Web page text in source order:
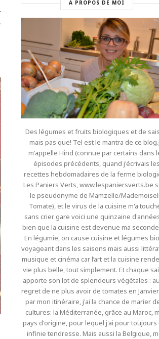
A PROPOS DE MOI
Des légumes et fruits biologiques et de
mais pas que! Tel est le mantra de ce
m'appelle Hind (connue par certains dans
épisodes précédents, quand j'écrivais les
recettes hebdomadaires de la ferme
Les Paniers Verts, www.lespaniersverts.be
le pseudonyme de Mamzelle/
Tomate), et le virus de la cuisine m'a
sans crier gare voici une quinzaine
bien que la cuisine est devenue ma
En légumie, on cause cuisine et légumes
voyageant dans les saisons mais aussi
musique et cinéma car l’art et la cuisine
vie plus belle, tout simplement. Et chaque
apporte son lot de splendeurs végétales :
regret de ne plus avoir de tomates en
par mon itinéraire, j'ai la chance de marier
cultures: la Méditerranée, grâce au Maroc,
pays d'origine, pour lequel j'ai pour toujours
infinie tendresse. Mais aussi la Belgique,